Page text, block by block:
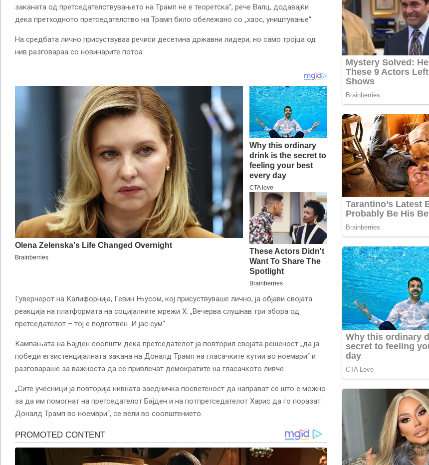
заканата од претседателствувањето на Трамп не е теоретска“, рече Валц, додавајќи
дека претходното претседателство на Трамп било обележано со „хаос, уништување“.
На средбата лично присуствуваа речиси десетина државни лидери, но само тројца од
нив разговараа со новинарите потоа.
Гувернерот на Калифорнија, Гевин Њусом, кој присуствуваше лично, ја објави својата
реакција на платформата на социјалните мрежи Х: „Вечерва слушнав три збора од
претседателот – тој е подготвен. И јас сум“.
Кампањата на Бајден соопшти дека претседателот ја повторил својата решеност „да ја
победи егзистенцијалната закана на Доналд Трамп на гласачките кутии во ноември“ и
разговараше за важноста да се привлечат демократите на гласачкото ливче.
„Сите учесници ја повторија нивната заедничка посветеност да направат се што е можно
за да им помогнат на претседателот Бајден и на потпретседателот Харис да го поразат
Доналд Трамп во ноември“, се вели во соопштението.